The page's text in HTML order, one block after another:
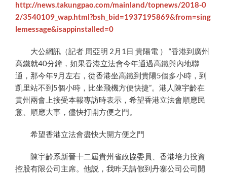
http://news.takungpao.com/mainland/topnews/2018-0
2/3540109_wap.html?bsh_bid=1937195869&from=sing
lemessage&isappinstalled=0
大公網訊（記者 周亞明 2 月 1 日 貴陽電 ） “香港到廣州
高鐵就40分鐘，如果香港立法會今年通過高鐵與內地聯
通，那今年9 月左右，從香港坐高鐵到貴陽5個多小時，到
凱里站不到 5個小時，比坐飛機方便快捷”。港人陳宇齡在
貴州兩會上接受本報專訪時表示，希望香港立法會順應民
意、順應大事，儘快打開方便之門。
希望香港立法會盡快大開方便之門
陳宇齡系新晉十二屆貴州省政協委員、香港培力投資
控股有限公司主席。他説，我昨天請假到丹寨公司公司開